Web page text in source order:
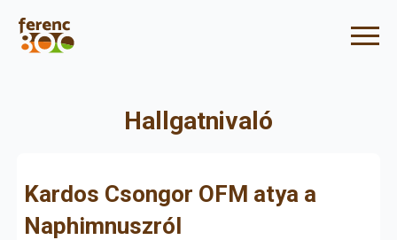
Hallgatnivaló
Kardos Csongor OFM atya a
Naphimnuszról